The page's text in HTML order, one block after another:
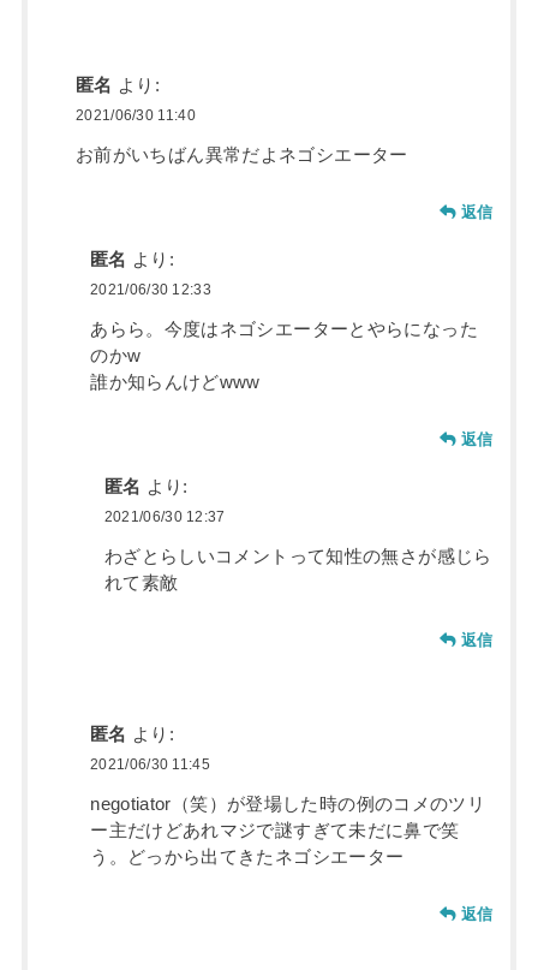
匿名 より:
2021/06/30 11:40
お前がいちばん異常だよネゴシエーター
返信
匿名 より:
2021/06/30 12:33
あらら。今度はネゴシエーターとやらになった
のかw
誰か知らんけどwww
返信
匿名 より:
2021/06/30 12:37
わざとらしいコメントって知性の無さが感じら
れて素敵
返信
匿名 より:
2021/06/30 11:45
negotiator（笑）が登場した時の例のコメのツリ
ー主だけどあれマジで謎すぎて未だに鼻で笑
う。どっから出てきたネゴシエーター
返信